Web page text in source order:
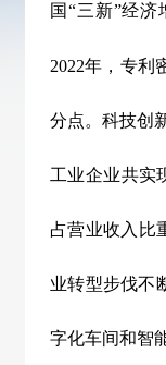
国“三新”经济
2022年，专利
分点。科技创
工业企业共实
占营业收入比
业转型步伐不
字化车间和智